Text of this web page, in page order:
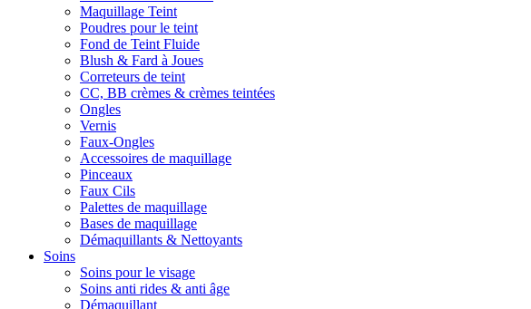
Maquillage Teint
Poudres pour le teint
Fond de Teint Fluide
Blush & Fard à Joues
Correteurs de teint
CC, BB crèmes & crèmes teintées
Ongles
Vernis
Faux-Ongles
Accessoires de maquillage
Pinceaux
Faux Cils
Palettes de maquillage
Bases de maquillage
Démaquillants & Nettoyants
Soins
Soins pour le visage
Soins anti rides & anti âge
Démaquillant